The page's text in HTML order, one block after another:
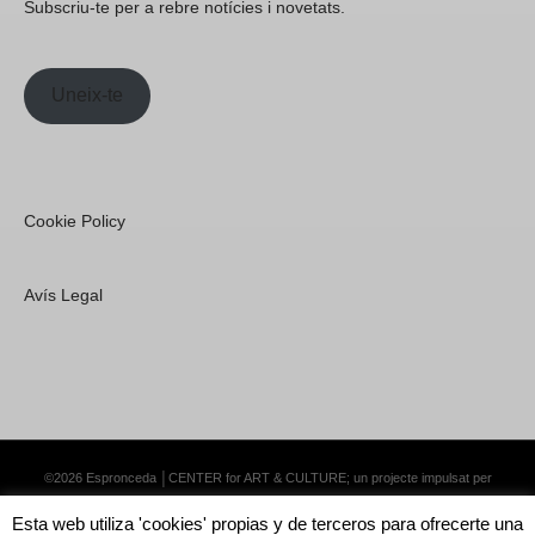
Subscriu-te per a rebre notícies i novetats.
Uneix-te
Cookie Policy
Avís Legal
©2026 Espronceda │CENTER for ART & CULTURE; un projecte impulsat per
Esta web utiliza 'cookies' propias y de terceros para ofrecerte una